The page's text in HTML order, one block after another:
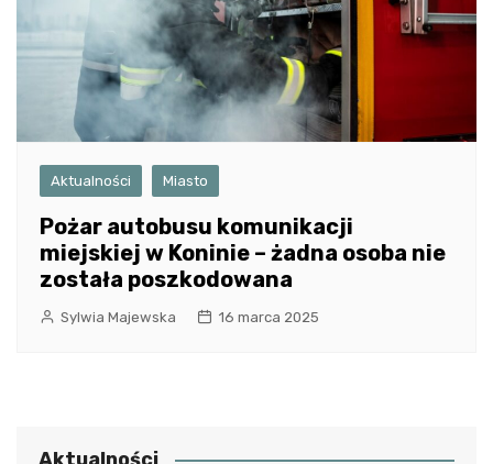
Aktualności Miasto
Pożar autobusu komunikacji
miejskiej w Koninie – żadna osoba nie
została poszkodowana
Sylwia Majewska 16 marca 2025